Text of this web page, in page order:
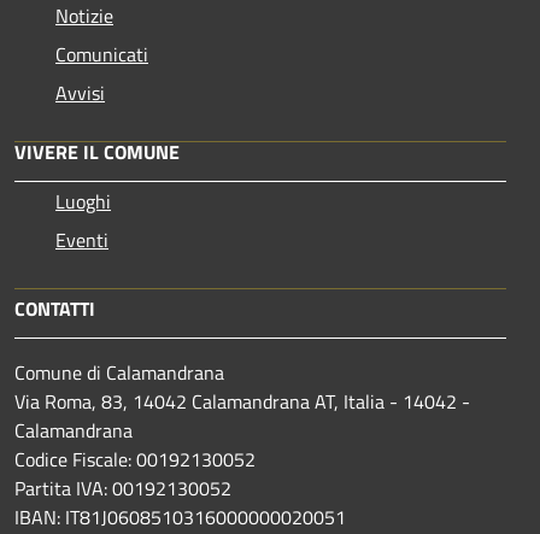
Notizie
Comunicati
Avvisi
VIVERE IL COMUNE
Luoghi
Eventi
CONTATTI
Comune di Calamandrana
Via Roma, 83, 14042 Calamandrana AT, Italia - 14042 -
Calamandrana
Codice Fiscale: 00192130052
Partita IVA: 00192130052
IBAN: IT81J0608510316000000020051